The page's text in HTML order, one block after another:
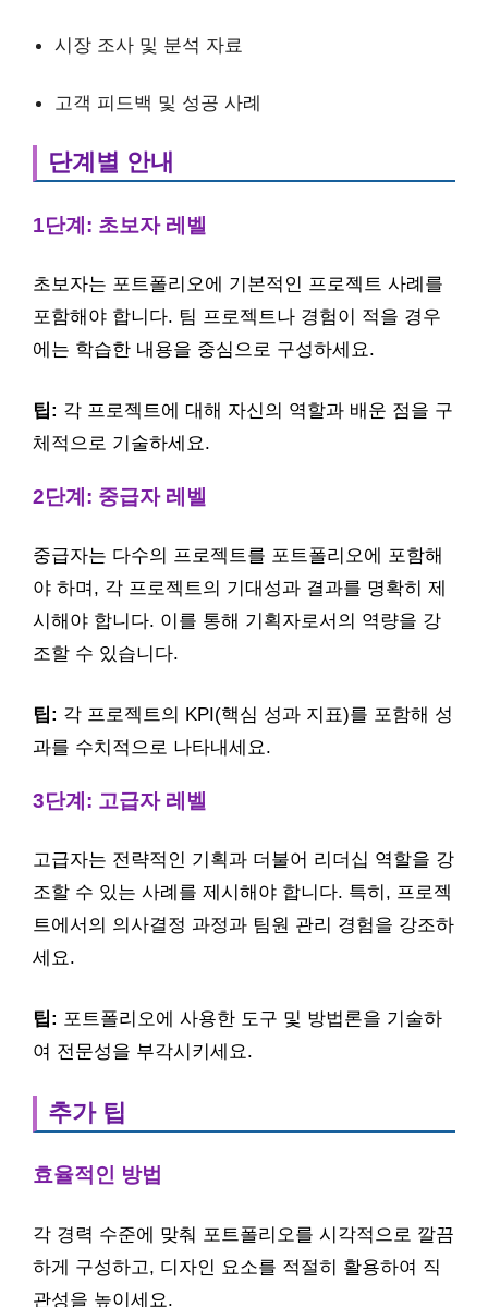
시장 조사 및 분석 자료
고객 피드백 및 성공 사례
단계별 안내
1단계: 초보자 레벨
초보자는 포트폴리오에 기본적인 프로젝트 사례를
포함해야 합니다. 팀 프로젝트나 경험이 적을 경우
에는 학습한 내용을 중심으로 구성하세요.
팁: 각 프로젝트에 대해 자신의 역할과 배운 점을 구
체적으로 기술하세요.
2단계: 중급자 레벨
중급자는 다수의 프로젝트를 포트폴리오에 포함해
야 하며, 각 프로젝트의 기대성과 결과를 명확히 제
시해야 합니다. 이를 통해 기획자로서의 역량을 강
조할 수 있습니다.
팁: 각 프로젝트의 KPI(핵심 성과 지표)를 포함해 성
과를 수치적으로 나타내세요.
3단계: 고급자 레벨
고급자는 전략적인 기획과 더불어 리더십 역할을 강
조할 수 있는 사례를 제시해야 합니다. 특히, 프로젝
트에서의 의사결정 과정과 팀원 관리 경험을 강조하
세요.
팁: 포트폴리오에 사용한 도구 및 방법론을 기술하
여 전문성을 부각시키세요.
추가 팁
효율적인 방법
각 경력 수준에 맞춰 포트폴리오를 시각적으로 깔끔
하게 구성하고, 디자인 요소를 적절히 활용하여 직
관성을 높이세요.